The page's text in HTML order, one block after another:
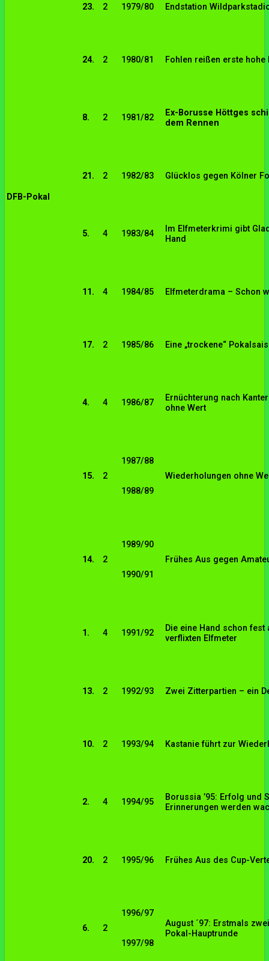
DFB-Pokal
23. 2 1979/80 Endstation
24. 2 1980/81 Fohlen reißen erste hohe
8. 2 1981/82
Ex-Borusse Höttges
dem Rennen
21. 2 1982/83 Glücklos gegen Kölner
5. 4 1983/84
Im Elfmeterkrimi gibt
Hand
11. 4 1984/85 Elfmeterdrama – Schon
17. 2 1985/86 Eine „trockene“
4. 4 1986/87
Ernüchterung nach
ohne Wert
15. 2
1987/88
1988/89
Wiederholungen ohne
14. 2
1989/90
1990/91
Frühes Aus gegen
1. 4 1991/92
Die eine Hand schon
verflixten Elfmeter
13. 2 1992/93 Zwei Zitterpartien – ein
10. 2 1993/94 Kastanie führt zur
2. 4 1994/95
Borussia ’95: Erfolg und
Erinnerungen werden
20. 2 1995/96 Frühes Aus des Cup-
6. 2
1996/97
1997/98
August ´97: Erstmals
Pokal-Hauptrunde